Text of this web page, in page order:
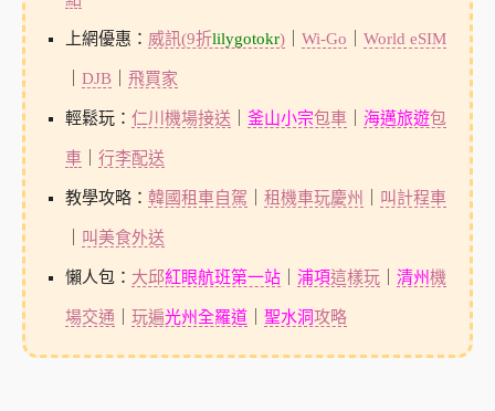
上網優惠： 威訊(9折lilygotokr)｜ Wi-Go World eSIM
DJB｜ 飛買家
輕鬆玩： 仁川機場接送 釜山小宗包車｜ 海邁旅遊包
車｜ 行李配送
教學攻略： 韓國租車自駕 租機車玩慶州 叫計程車
叫美食外送
懶人包： 大邱紅眼航班第一站｜ 浦項這樣玩｜ 清州機
場交通 玩遍光州全羅道｜ 聖水洞攻略